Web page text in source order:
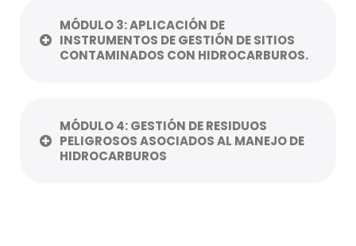
MÓDULO 3: APLICACIÓN DE
INSTRUMENTOS DE GESTIÓN DE SITIOS
CONTAMINADOS CON HIDROCARBUROS.
MÓDULO 4: GESTIÓN DE RESIDUOS
PELIGROSOS ASOCIADOS AL MANEJO DE
HIDROCARBUROS